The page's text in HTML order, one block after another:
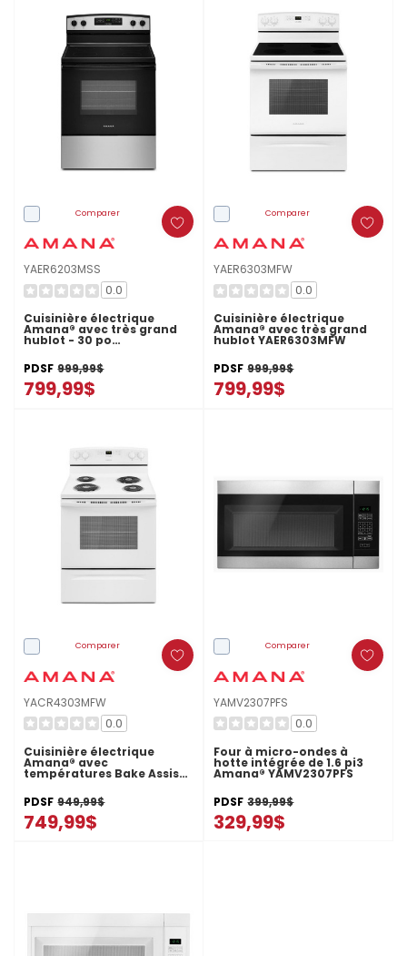
Comparer
YAER6203MSS
0.0
Cuisinière électrique
Amana® avec très grand
hublot - 30 po
YAER6203MSS
PDSF 999,99$
799,99$
Comparer
YAER6303MFW
0.0
Cuisinière électrique
Amana® avec très grand
hublot YAER6303MFW
PDSF 999,99$
799,99$
Comparer
YACR4303MFW
0.0
Cuisinière électrique
Amana® avec
températures Bake Assist,
30 po YACR4303MFW
PDSF 949,99$
749,99$
Comparer
YAMV2307PFS
0.0
Four à micro-ondes à
hotte intégrée de 1.6 pi3
Amana® YAMV2307PFS
PDSF 399,99$
329,99$